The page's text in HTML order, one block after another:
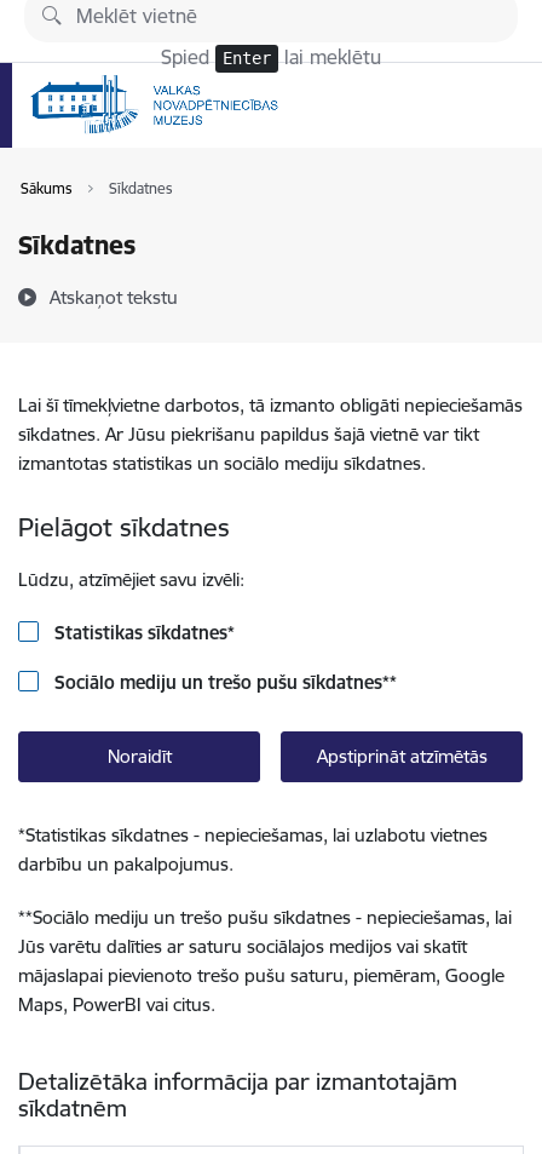
Pāriet uz lapas saturu
Spied Enter lai meklētu
Sākums Sīkdatnes
Sīkdatnes
Atskaņot tekstu
Lai šī tīmekļvietne darbotos, tā izmanto obligāti nepieciešamās
sīkdatnes. Ar Jūsu piekrišanu papildus šajā vietnē var tikt
izmantotas statistikas un sociālo mediju sīkdatnes.
Pielāgot sīkdatnes
Lūdzu, atzīmējiet savu izvēli:
Statistikas sīkdatnes*
Sociālo mediju un trešo pušu sīkdatnes**
Noraidīt Apstiprināt atzīmētās
*Statistikas sīkdatnes - nepieciešamas, lai uzlabotu vietnes
darbību un pakalpojumus.
**Sociālo mediju un trešo pušu sīkdatnes - nepieciešamas, lai
Jūs varētu dalīties ar saturu sociālajos medijos vai skatīt
mājaslapai pievienoto trešo pušu saturu, piemēram, Google
Maps, PowerBI vai citus.
Detalizētāka informācija par izmantotajām
sīkdatnēm